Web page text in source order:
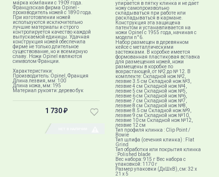
марка компании с 1909 года.
Французская фирма Opinel -
производитель ножей с 1890 года.
При изготовлении ножей
используются исключительно
лучшие материалы и строго
контролируется качество каждой
выпускаемой единицы. Удачная
конструкция ножей обеспечила
фирме не только длительное
существование, но и всемирную
славу. Ножи Opinel являются
символом Франции.
Характеристики:
Производитель: Opinel, Франция
Длина лезвия, мм: 100
Длина ножа, мм: 195
Материал рукояти: дерево бук
1 730 ₽
упирается в пятку клинка и не дает
ножу самопроизвольно
складываться при работе или
раскладываться в кармане.
Конструкция эта защищена
патентом и устанавливается на
ножи Opinel с 1955 года, начиная с
модели n°6.
Набор размещен в деревянном
кейсе с металлическими
застежками. В коробке имеется
формованная пластиковая вставка
для размещения ножей, ножи
размещены в коробке по
возрастающей, от №2 до № 12. В
комплекте: Складной нож №2,
лезвие 3.5 см Складной нож №3,
лезвие 4 см Складной нож №4,
лезвие 5 см Складной нож №5,
лезвие 6 см Складной нож №6,
лезвие 7 см Складной нож №7,
лезвие 8 см Складной нож №8,
лезвие 8.5 см Складной нож №9,
лезвие 9 см Складной нож №10,
лезвие 10 см Складной нож №12,
лезвие 12 см
Тип профиля клинка : Clip Point /
Bowie
Тип шлифа (сечения клинка) : Flat
Grind
Тип обработки или покрытия клинка
: Polished blade
Вес набора: 915 г Вес набора с
упаковкой: 1170 г
Размер упаковки (ДхШхВ), см: 32 x
21 x 5